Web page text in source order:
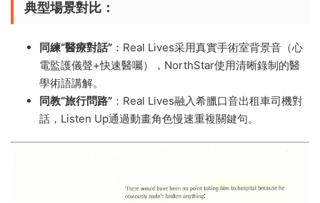
​典型場景對比​ ​：
​同練“醫療對話”​ ​：Real Lives采用真實手術室背景音（心
電監護儀聲+快速醫囑），NorthStar使用清晰錄制的醫
學術語講解。
​同教“旅行問路”​ ​：Real Lives融入希臘口音出租車司機對
話，Listen Up通過動畫角色慢速重複關鍵句。